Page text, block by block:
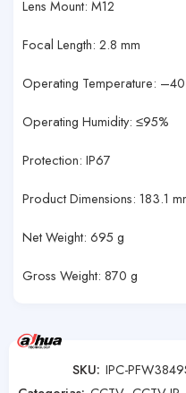
Lens Mount: M12
Focal Length: 2.8 mm
Operating Temperature:
Operating Humidity: ≤95%
Protection: IP67
Product Dimensions: 183.1
Net Weight: 695 g
Gross Weight: 870 g
SKU: IPC-